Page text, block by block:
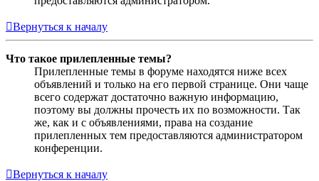
Вернуться к началу
Что такое прилепленные темы?
Прилепленные темы в форуме находятся ниже всех
объявлений и только на его первой странице. Они чаще
всего содержат достаточно важную информацию,
поэтому вы должны прочесть их по возможности. Так
же, как и с объявлениями, права на создание
прилепленных тем предоставляются администратором
конференции.
Вернуться к началу